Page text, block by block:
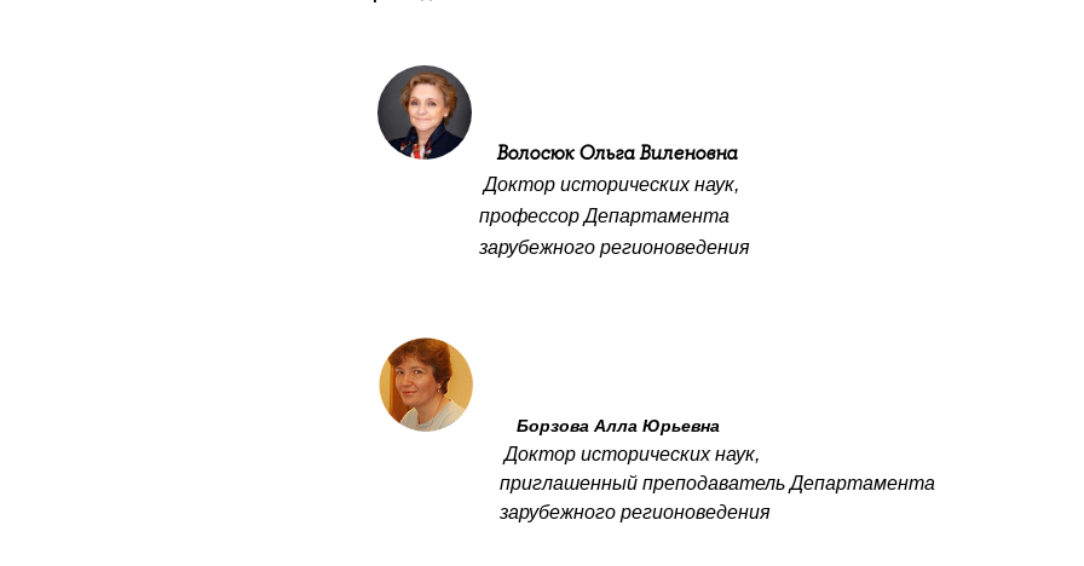
Волосюк Ольга Виленовна
Доктор исторических наук,
профессор Департамента
зарубежного регионоведения
Борзова Алла Юрьевна
Доктор исторических наук,
приглашенный преподаватель Департамента
зарубежного регионоведения